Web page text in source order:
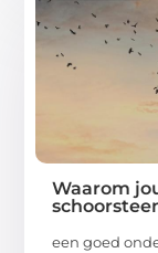
Waarom
een goed